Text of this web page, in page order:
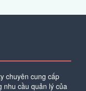
chuyên cung cấp
nhu cầu quản lý của